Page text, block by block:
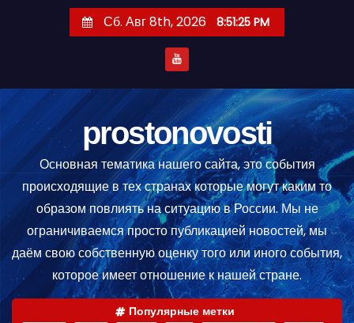
е
р
ж
Сб. Авг 8th, 2026 8:51:25 PM
prostonovosti
Основная тематика нашего сайта, это события
происходящие в тех странах которые могут каким то
образом повлиять на ситуацию в России. Мы не
ограничиваемся просто публикацией новостей, мы
даём свою собственную оценку того или иного события,
которое имеет отношение к нашей стране.
Популярные метки